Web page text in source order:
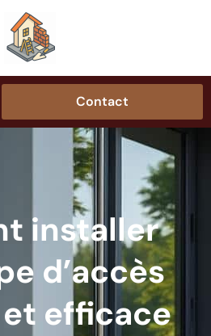
Contact
installer
d’accès
efficace